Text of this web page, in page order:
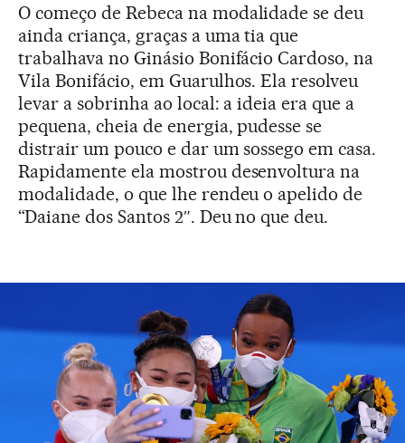
O começo de Rebeca na modalidade se deu
ainda criança, graças a uma tia que
trabalhava no Ginásio Bonifácio Cardoso, na
Vila Bonifácio, em Guarulhos. Ela resolveu
levar a sobrinha ao local: a ideia era que a
pequena, cheia de energia, pudesse se
distrair um pouco e dar um sossego em casa.
Rapidamente ela mostrou desenvoltura na
modalidade, o que lhe rendeu o apelido de
“Daiane dos Santos 2″. Deu no que deu.